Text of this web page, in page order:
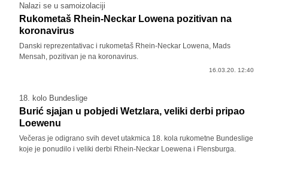
Nalazi se u samoizolaciji
Rukometaš Rhein-Neckar Lowena pozitivan na
koronavirus
Danski reprezentativac i rukometaš Rhein-Neckar Lowena, Mads
Mensah, pozitivan je na koronavirus.
16.03.20. 12:40
18. kolo Bundeslige
Burić sjajan u pobjedi Wetzlara, veliki derbi pripao
Loewenu
Večeras je odigrano svih devet utakmica 18. kola rukometne Bundeslige
koje je ponudilo i veliki derbi Rhein-Neckar Loewena i Flensburga.